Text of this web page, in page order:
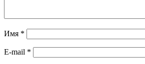
Имя *
E-mail *